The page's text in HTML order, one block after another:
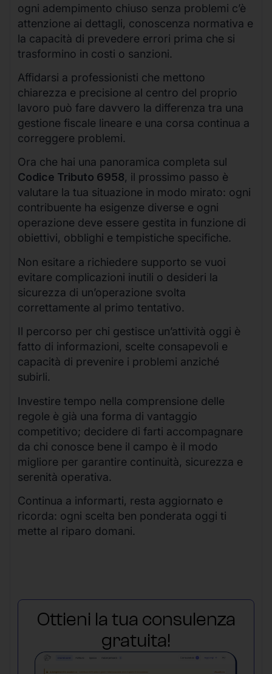
ogni adempimento chiuso senza problemi c’è
attenzione ai dettagli, conoscenza normativa e
la capacità di prevedere errori prima che si
trasformino in costi o sanzioni.
Affidarsi a professionisti che mettono
chiarezza e precisione al centro del proprio
lavoro può fare davvero la differenza tra una
gestione fiscale lineare e una corsa continua a
correggere problemi.
Ora che hai una panoramica completa sul
Codice Tributo 6958, il prossimo passo è
valutare la tua situazione in modo mirato: ogni
contribuente ha esigenze diverse e ogni
operazione deve essere gestita in funzione di
obiettivi, obblighi e tempistiche specifiche.
Non esitare a richiedere supporto se vuoi
evitare complicazioni inutili o desideri la
sicurezza di un’operazione svolta
correttamente al primo tentativo.
Il percorso per chi gestisce un’attività oggi è
fatto di informazioni, scelte consapevoli e
capacità di prevenire i problemi anziché
subirli.
Investire tempo nella comprensione delle
regole è già una forma di vantaggio
competitivo; decidere di farti accompagnare
da chi conosce bene il campo è il modo
migliore per garantire continuità, sicurezza e
serenità operativa.
Continua a informarti, resta aggiornato e
ricorda: ogni scelta ben ponderata oggi ti
mette al riparo domani.
Ottieni la tua consulenza
gratuita!